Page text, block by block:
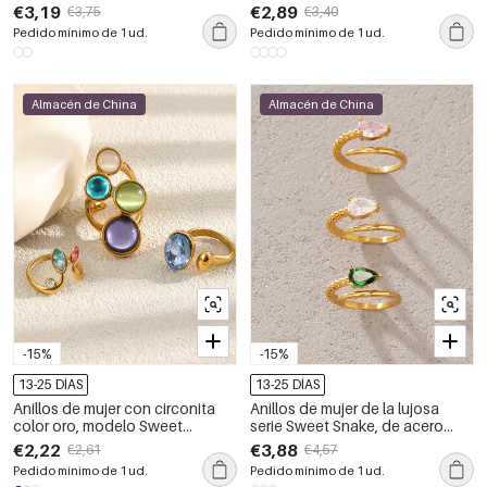
inoxidable, resistente al agua,
color dorado, circonita.
€3,19 €3,75
Pedido mínimo de 1 ud.
agua, con circonitas y forma
irregular, ideales para uso diario.
€2,89 €3,40
Pedido mínimo de 1 ud.
-15%
Almacén de China
13-25 DÍAS
Anillos de mujer con circonita
color oro, modelo Sweet
Droplet, de la serie Romantic,
impermeables y con diseño de
gota dulce.
€2,22 €2,61
Pedido mínimo de 1 ud.
-15%
Almacén de China
13-25 DÍAS
Anillos de mujer de la lujosa
serie Sweet Snake, de acero
inoxidable, resistentes al agua y
con circonitas color oro.
€3,88 €4,57
Pedido mínimo de 1 ud.